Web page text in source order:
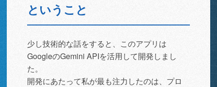
ということ
少し技術的な話をすると、このアプリは
GoogleのGemini APIを活用して開発しまし
た。
開発にあたって私が最も注力したのは、プロ